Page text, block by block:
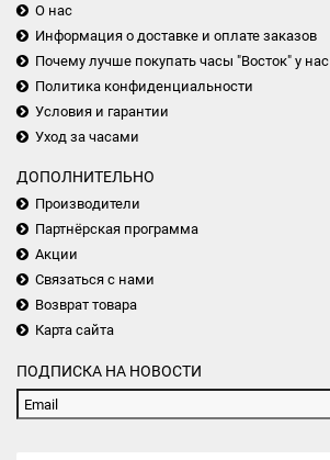
О нас
Информация о доставке и оплате заказов
Почему лучше покупать часы "Восток" у нас
Политика конфиденциальности
Условия и гарантии
Уход за часами
ДОПОЛНИТЕЛЬНО
Производители
Партнёрская программа
Акции
Связаться с нами
Возврат товара
Карта сайта
ПОДПИСКА НА НОВОСТИ